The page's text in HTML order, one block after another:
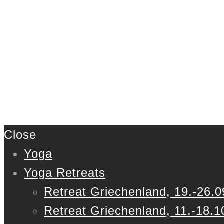
Close
Yoga
Yoga Retreats
Retreat Griechenland, 19.-
Retreat Griechenland, 11.-